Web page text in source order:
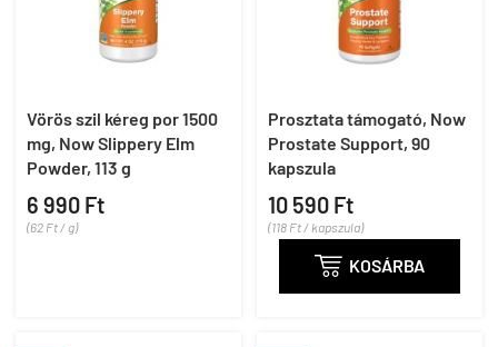
Vörös szil kéreg por 1500
mg, Now Slippery Elm
Powder, 113 g
6 990 Ft
(62 Ft / g)
Prosztata támogató, Now
Prostate Support, 90
kapszula
10 590 Ft
(118 Ft / kapszula)
 KOSÁRBA